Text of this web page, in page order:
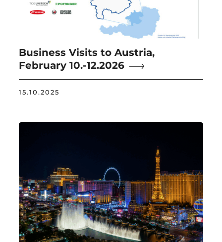
Business Visits to Austria,
February 10.-12.2026
15.10.2025